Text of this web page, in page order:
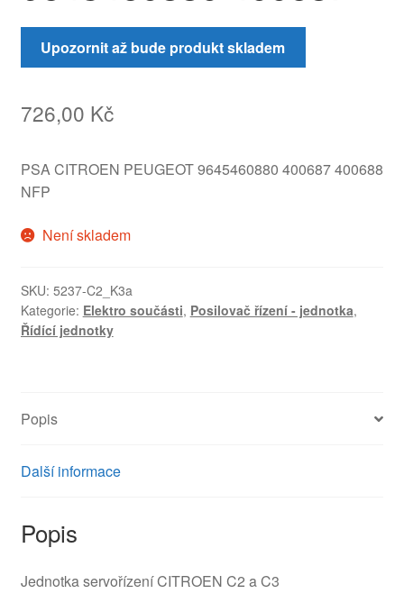
Upozornit až bude produkt skladem
726,00 Kč
PSA CITROEN PEUGEOT 9645460880 400687 400688
NFP
Není skladem
SKU: 5237-C2_K3a
Kategorie: Elektro součásti, Posilovač řízení - jednotka,
Řídící jednotky
Popis
Další informace
Popis
Jednotka servořízení CITROEN C2 a C3